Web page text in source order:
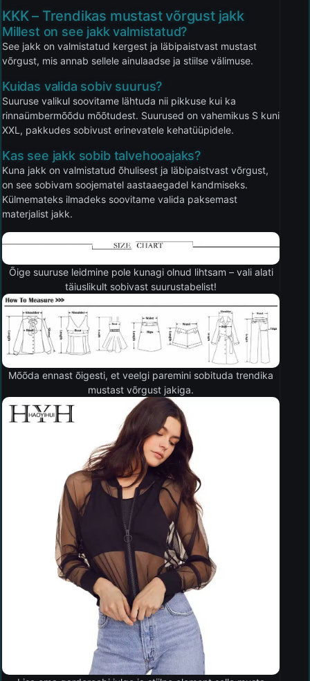
KKK – Trendikas mustast võrgust jakk
Millest on see jakk valmistatud?
See jakk on valmistatud kergest ja läbipaistvast mustast
võrgust, mis annab sellele ainulaadse ja stiilse välimuse.
Kuidas valida sobiv suurus?
Suuruse valikul soovitame lähtuda nii pikkuse kui ka
rinnaümbermõõdu mõõtudest. Suurused on vahemikus S kuni
XXL, pakkudes sobivust erinevatele kehatüüpidele.
Kas see jakk sobib talvehooajaks?
Kuna jakk on valmistatud õhulisest ja läbipaistvast võrgust,
on see sobivam soojematel aastaaegadel kandmiseks.
Külmemateks ilmadeks soovitame valida paksemast
materjalist jakk.
Õige suuruse leidmine pole kunagi olnud lihtsam – vali alati
täiuslikult sobivast suurustabelist!
Mõõda ennast õigesti, et veelgi paremini sobituda trendika
mustast võrgust jakiga.